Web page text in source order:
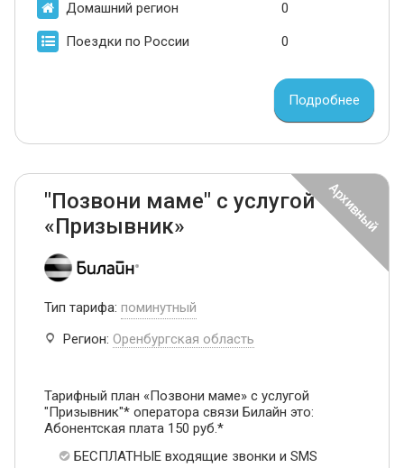
Домашний регион 0
Поездки по России 0
Подробнее
"Позвони маме" с услугой
«Призывник»
Тип тарифа: поминутный
Регион: Оренбургская область
Тарифный план «Позвони маме» с услугой
"Призывник"* оператора связи Билайн это:
Абонентская плата 150 руб.*
БЕСПЛАТНЫЕ входящие звонки и SMS